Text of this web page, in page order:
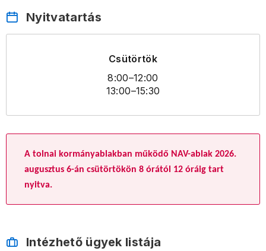
Nyitvatartás
Csütörtök
8:00–12:00
13:00–15:30
A tolnai kormányablakban működő NAV-ablak 2026.
augusztus 6-án csütörtökön 8 órától 12 óráig tart
nyitva.
Intézhető ügyek listája